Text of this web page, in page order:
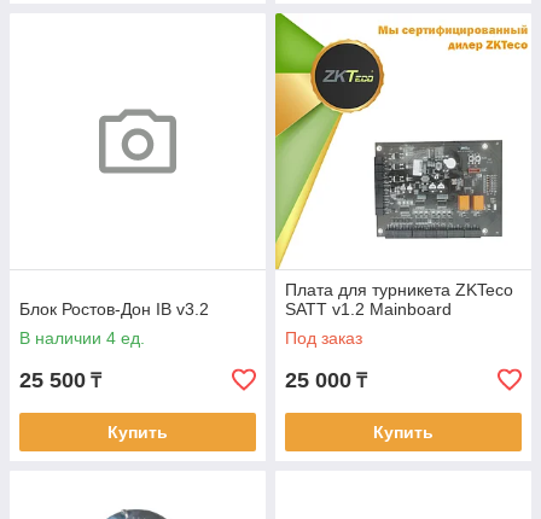
Блок Ростов-Дон IB v3.2
В наличии 4 ед.
25 500 ₸
Купить
Плата для турникета ZKTeco
SATT v1.2 Mainboard
Под заказ
25 000 ₸
Купить